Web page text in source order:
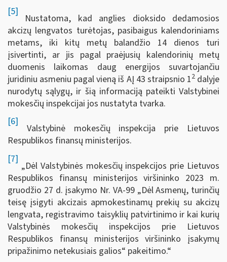
[5]
Nustatoma, kad anglies dioksido dedamosios
akcizų lengvatos turėtojas, pasibaigus kalendoriniams
metams, iki kitų metų balandžio 14 dienos turi
įsivertinti, ar jis pagal praėjusių kalendorinių metų
duomenis laikomas daug energijos suvartojančiu
juridiniu asmeniu pagal vieną iš AĮ 43 straipsnio 12dalyje
nurodytų sąlygų, ir šią informaciją pateikti Valstybinei
mokesčių inspekcijai jos nustatyta tvarka.
[6]
Valstybinė mokesčių inspekcija prie Lietuvos
Respublikos finansų ministerijos.
[7]
„Dėl Valstybinės mokesčių inspekcijos prie Lietuvos
Respublikos finansų ministerijos viršininko 2023 m.
gruodžio 27 d. įsakymo Nr. VA-99 „Dėl Asmenų, turinčių
teisę įsigyti akcizais apmokestinamų prekių su akcizų
lengvata, registravimo taisyklių patvirtinimo ir kai kurių
Valstybinės mokesčių inspekcijos prie Lietuvos
Respublikos finansų ministerijos viršininko įsakymų
pripažinimo netekusiais galios“ pakeitimo.“